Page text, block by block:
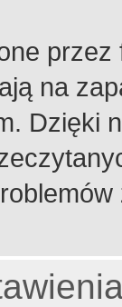
na
Dzięki